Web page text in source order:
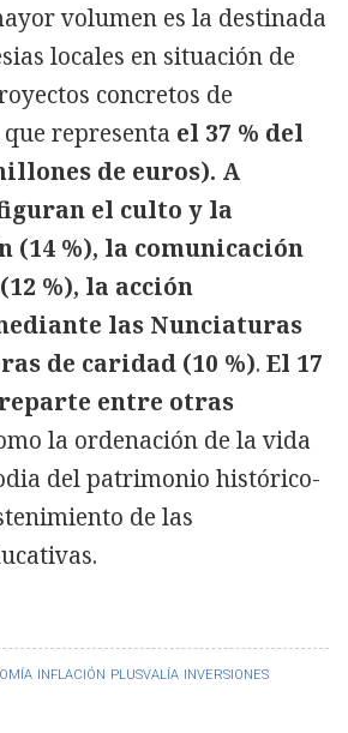
INFLACIÓN PLUSVALÍA INVERSIONES
volumen es la destinada
locales en situación de
concretos de
representa el 37 % del
de euros). A
el culto y la
(14 %), la comunicación
%), la acción
las Nunciaturas
de caridad (10 %). El 17
entre otras
la ordenación de la vida
del patrimonio histórico-
de las